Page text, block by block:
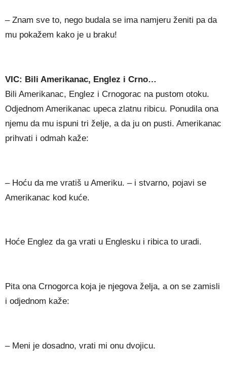
– Znam sve to, nego budala se ima namjeru ženiti pa da
mu pokažem kako je u braku!
VIC: Bili Amerikanac, Englez i Crno…
Bili Amerikanac, Englez i Crnogorac na pustom otoku.
Odjednom Amerikanac upeca zlatnu ribicu. Ponudila ona
njemu da mu ispuni tri želje, a da ju on pusti. Amerikanac
prihvati i odmah kaže:
– Hoću da me vratiš u Ameriku. – i stvarno, pojavi se
Amerikanac kod kuće.
Hoće Englez da ga vrati u Englesku i ribica to uradi.
Pita ona Crnogorca koja je njegova želja, a on se zamisli
i odjednom kaže:
– Meni je dosadno, vrati mi onu dvojicu.